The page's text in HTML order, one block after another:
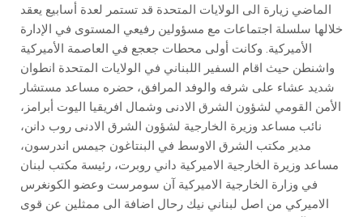
الماضي زيارة الى الولايات المتحدة قد تستمر لعدة أسابيع يعقد
خلالها سلسلة اجتماعات مع مسؤولين رفيعي المستوى في الإدارة
الأميركية. وكانت أولى محطات جعجع في العاصمة الأميركية
واشنطن حيث اقام السفير اللبناني في الولايات المتحدة انطوان
شديد عشاء على شرفه والوفد المرافق، حضره مساعد مستشار
الأمن القومي لشؤون الشرق الادنى وشمال افريقيا اليوت أبرامز،
نائب مساعد وزيرة الخارجية لشؤون الشرق الادنى روب دانن،
مدير مكتب الشرق الاوسط في البنتاغون جيمس اندرسون،
مساعد وزيرة الخارجية الاميركية داني روبرت، رئيسة مكتب لبنان
في وزارة الخارجية الاميركية آن سومرست وعضو الكونغرس
الاميركي من اصل لبناني نيك رحال اضافة الى ممثلين عن قوى